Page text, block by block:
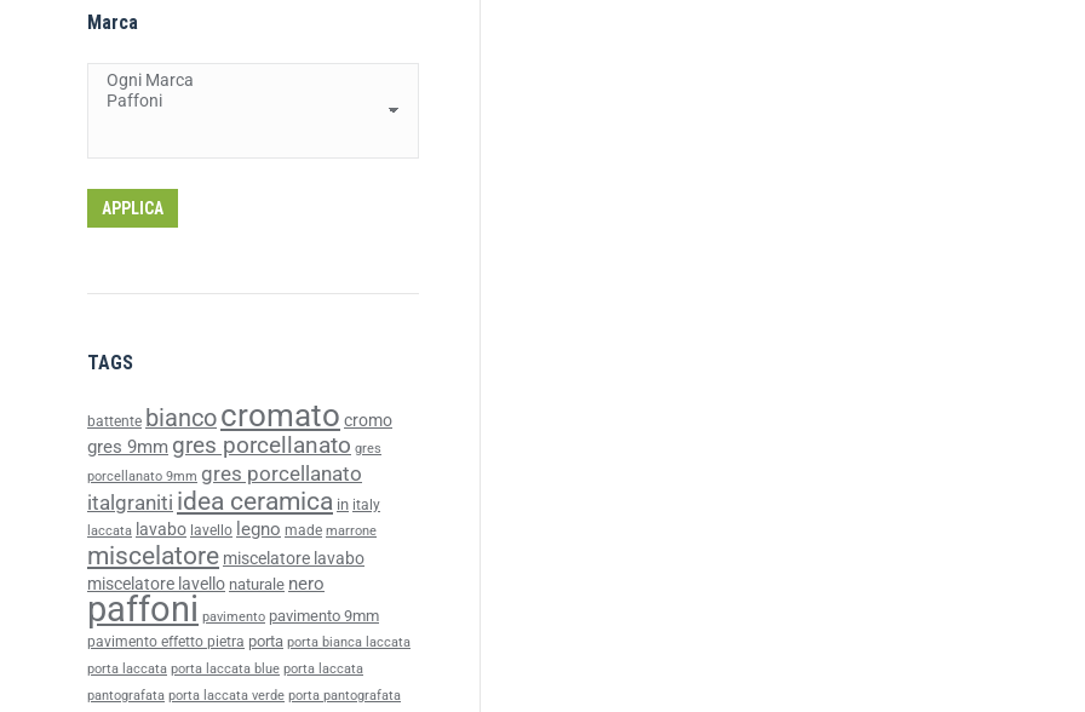
Marca
APPLICA
TAGS
battente biancocromato cromo
gres 9mm gres porcellanato gres
porcellanato 9mm gres porcellanato
italgraniti idea ceramica in italy
laccata lavabo lavello legno made marrone
miscelatore miscelatore lavabo
miscelatore lavello naturale nero
paffoni pavimento pavimento 9mm
pavimento effetto pietra porta porta bianca laccata
porta laccata porta laccata blue porta laccata
pantografata porta laccata verde porta pantografata